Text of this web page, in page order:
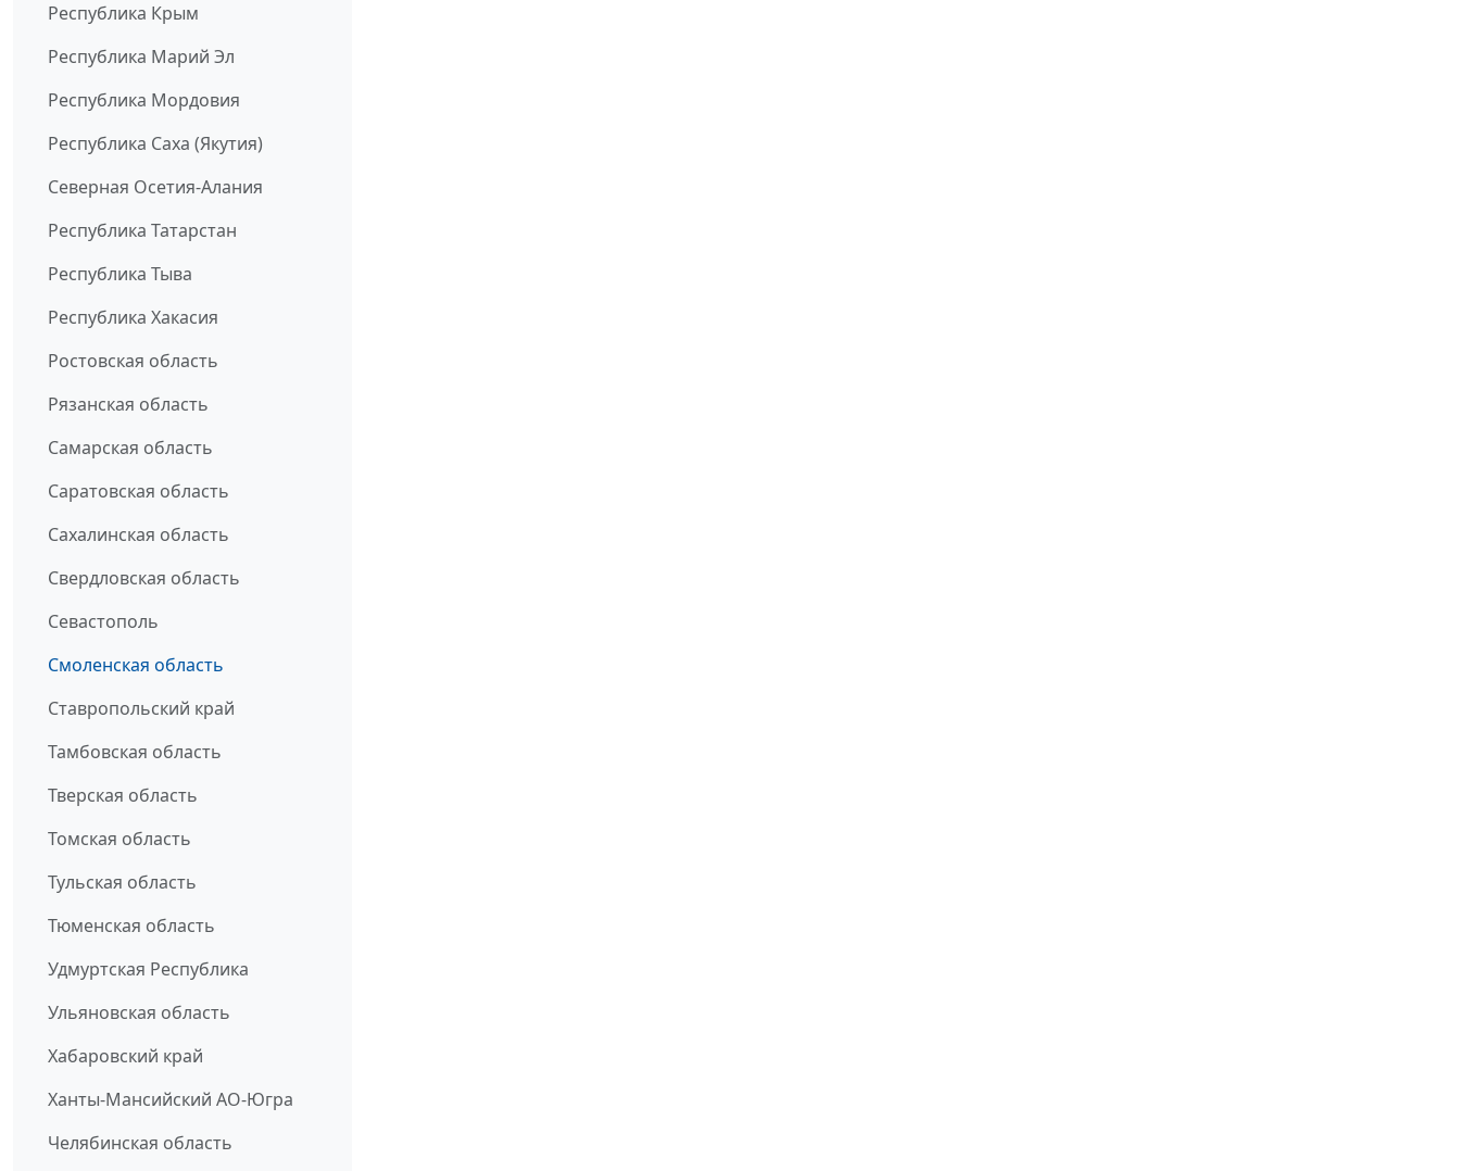
Республика Крым
Республика Марий Эл
Республика Мордовия
Республика Саха (Якутия)
Северная Осетия-Алания
Республика Татарстан
Республика Тыва
Республика Хакасия
Ростовская область
Рязанская область
Самарская область
Саратовская область
Сахалинская область
Свердловская область
Севастополь
Смоленская область
Ставропольский край
Тамбовская область
Тверская область
Томская область
Тульская область
Тюменская область
Удмуртская Республика
Ульяновская область
Хабаровский край
Ханты-Мансийский АО-Югра
Челябинская область